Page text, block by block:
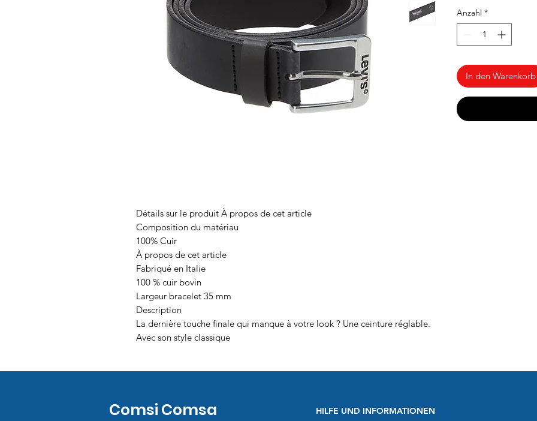
Détails sur le produit À propos de cet article
Composition du matériau
100% Cuir
À propos de cet article
Fabriqué en Italie
100 % cuir bovin
Largeur bracelet 35 mm
Description
La dernière touche finale qui manque à votre look ? Une ceinture réglable.
Avec son style classique
Anzahl *
In den Warenkorb
Comsi Comsa HILFE UND INFORMATIONEN